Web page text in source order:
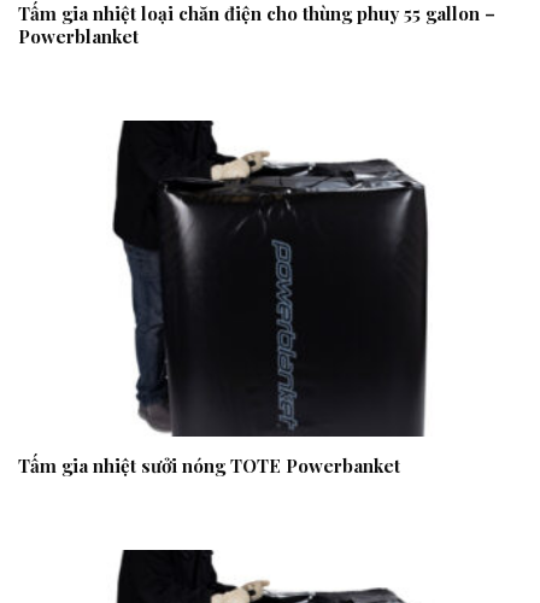
Tấm gia nhiệt loại chăn điện cho thùng phuy 55 gallon –
Powerblanket
Tấm gia nhiệt sưởi nóng TOTE Powerbanket